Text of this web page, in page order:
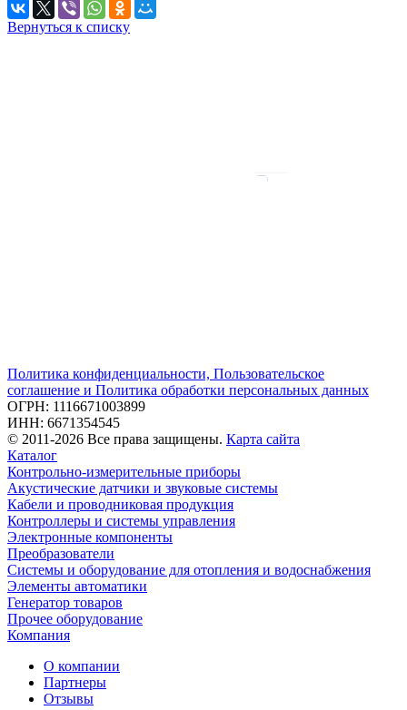
Вернуться к списку
Политика конфиденциальности, Пользовательское
соглашение и Политика обработки персональных данных
ОГРН: 1116671003899
ИНН: 6671354545
© 2011-2026 Все права защищены. Карта сайта
Каталог
Контрольно-измерительные приборы
Акустические датчики и звуковые системы
Кабели и проводниковая продукция
Контроллеры и системы управления
Электронные компоненты
Преобразователи
Системы и оборудование для отопления и водоснабжения
Элементы автоматики
Генератор товаров
Прочее оборудование
Компания
О компании
Партнеры
Отзывы